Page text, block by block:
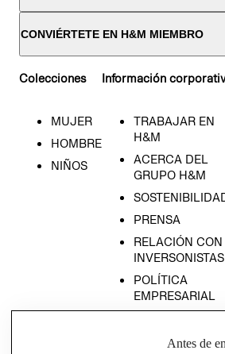
CONVIÉRTETE EN H&M MIEMBRO
Colecciones
MUJER
HOMBRE
NIÑOS
Información
TRABAJAR EN
H&M
ACERCA DEL
GRUPO H&M
PRENSA
RELACIÓN CON
INVERSONISTAS
POLÍTICA
EMPRESARIAL
Antes de